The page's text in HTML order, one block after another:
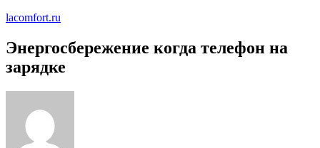
lacomfort.ru
Энергосбережение когда телефон на
зарядке